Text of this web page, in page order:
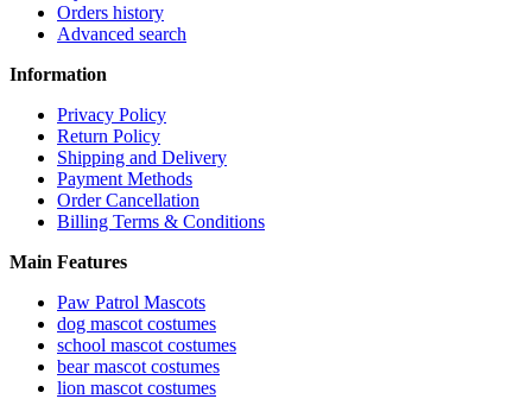
Orders history
Advanced search
Information
Privacy Policy
Return Policy
Shipping and Delivery
Payment Methods
Order Cancellation
Billing Terms & Conditions
Main Features
Paw Patrol Mascots
dog mascot costumes
school mascot costumes
bear mascot costumes
lion mascot costumes